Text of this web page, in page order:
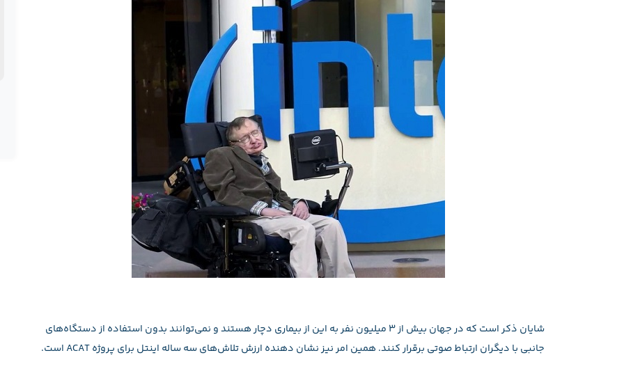
شایان ذکر است که در جهان بیش از ۳ میلیون نفر به این از بیماری دچار هستند و نمی‌توانند بدون استفاده از دستگاه‌های
جانبی با دیگران ارتباط صوتی برقرار کنند. همین امر نیز نشان دهنده ارزش تلاش‌های سه ساله اینتل برای پروژه ACAT است.